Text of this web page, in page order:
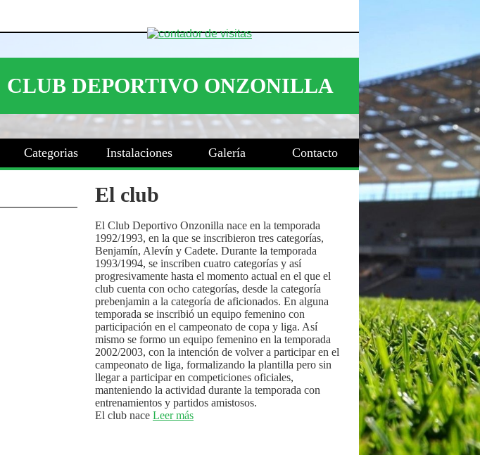
Categorias Instalaciones Galería Contacto
El club
El Club Deportivo Onzonilla nace en la temporada
1992/1993, en la que se inscribieron tres categorías,
Benjamín, Alevín y Cadete. Durante la temporada
1993/1994, se inscriben cuatro categorías y así
progresivamente hasta el momento actual en el que el
club cuenta con ocho categorías, desde la categoría
prebenjamin a la categoría de aficionados. En alguna
temporada se inscribió un equipo femenino con
participación en el campeonato de copa y liga. Así
mismo se formo un equipo femenino en la temporada
2002/2003, con la intención de volver a participar en el
campeonato de liga, formalizando la plantilla pero sin
llegar a participar en competiciones oficiales,
manteniendo la actividad durante la temporada con
entrenamientos y partidos amistosos.
El club nace Leer más